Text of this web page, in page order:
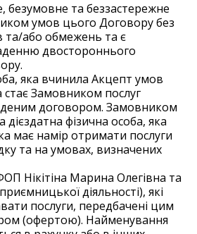
безумовне та беззастережне
умов цього Договору без
та/або обмежень та є
двостороннього
яка вчинила Акцепт умов
Замовником послуг
договором. Замовником
фізична особа, яка
має намір отримати послуги
та на умовах, визначених
Нікітіна Марина Олегівна та
діяльності), які
послуги, передбачені цим
(офертою). Найменування